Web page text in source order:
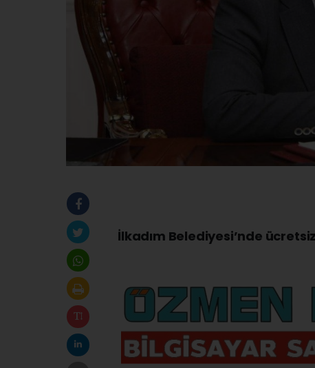
İlkadım Belediyesi’nde